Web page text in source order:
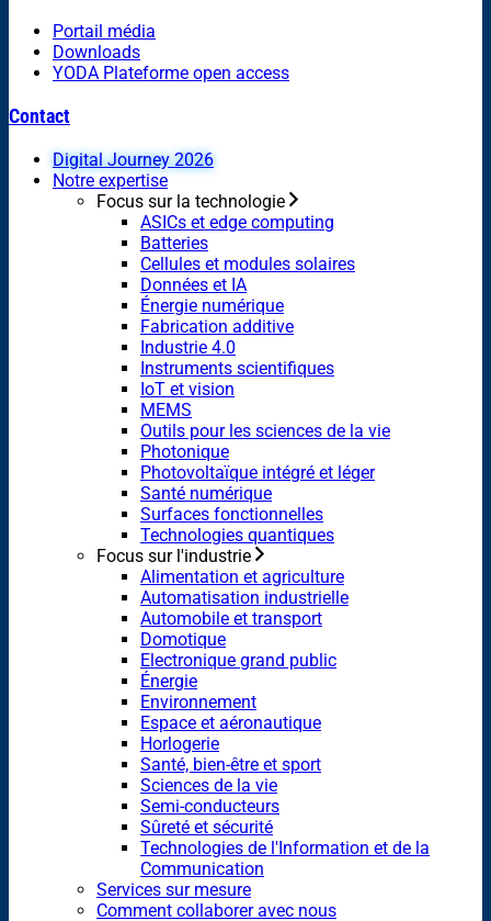
Portail média
Downloads
YODA Plateforme open access
Contact
Digital Journey 2026
Notre expertise
Focus sur la technologie
ASICs et edge computing
Batteries
Cellules et modules solaires
Données et IA
Énergie numérique
Fabrication additive
Industrie 4.0
Instruments scientifiques
IoT et vision
MEMS
Outils pour les sciences de la vie
Photonique
Photovoltaïque intégré et léger
Santé numérique
Surfaces fonctionnelles
Technologies quantiques
Focus sur l'industrie
Alimentation et agriculture
Automatisation industrielle
Automobile et transport
Domotique
Electronique grand public
Énergie
Environnement
Espace et aéronautique
Horlogerie
Santé, bien-être et sport
Sciences de la vie
Semi-conducteurs
Sûreté et sécurité
Technologies de l'Information et de la
Communication
Services sur mesure
Comment collaborer avec nous